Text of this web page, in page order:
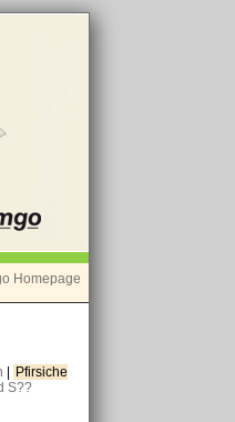
Homepage
Pfirsiche
S??